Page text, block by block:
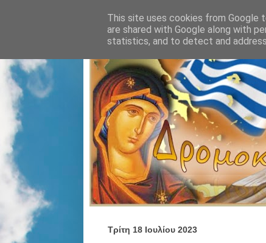
Τρίτη 18 Ιουλίου 2023
This site uses cookies from Google
are shared with Google along with
statistics, and to detect and